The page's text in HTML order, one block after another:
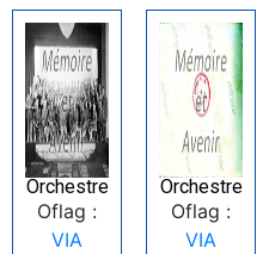
Orchestre
Oflag :
VIA
Orchestre
Oflag :
VIA